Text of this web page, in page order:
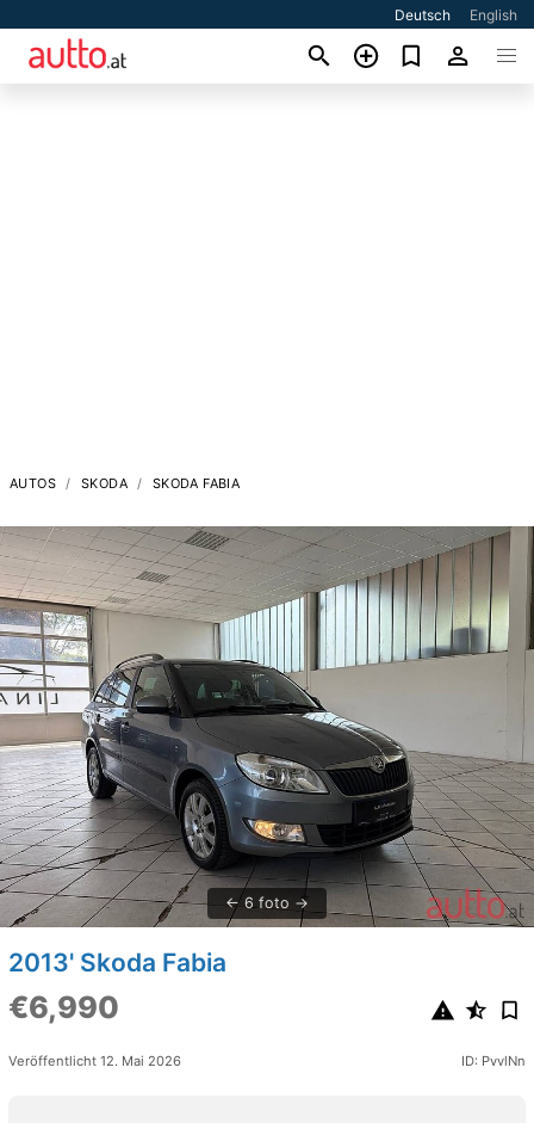
Deutsch English
AUTOS SKODA SKODA FABIA
6 foto
2013' Skoda Fabia
€6,990
Veröffentlicht 12. Mai 2026 ID: PvvlNn